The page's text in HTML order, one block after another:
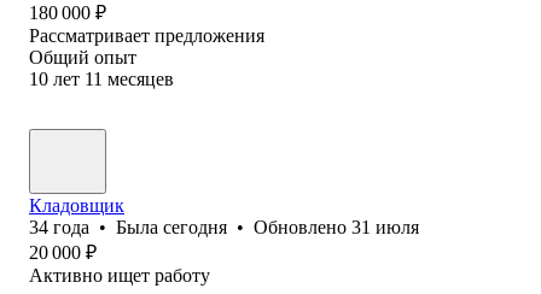
180 000 ₽
Рассматривает предложения
Общий опыт
10 лет 11 месяцев
Кладовщик
34 года • Была сегодня • Обновлено 31 июля
20 000 ₽
Активно ищет работу